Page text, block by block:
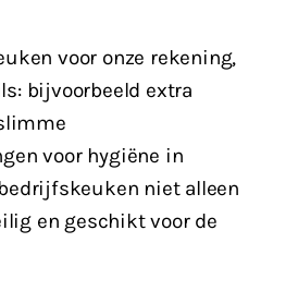
voor onze rekening,
bijvoorbeeld extra
voor hygiëne in
niet alleen
en geschikt voor de